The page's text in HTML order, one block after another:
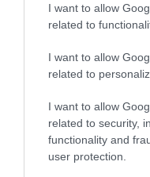
I want to allow
related to
I want to allow
related to
I want to allow
related to security,
functionality and
user protection.
ma.hu
Vitézy Dávid: 2,3
Saját életét is
megállítsa a tüzet
Második
Dunából - a